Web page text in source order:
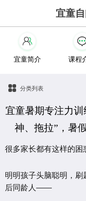
宜童
宜童简介 课程
分类列表
宜童暑期专注力
神、拖拉”，暑
很多家长都有这样的困
明明孩子头脑聪明，
后同龄人——